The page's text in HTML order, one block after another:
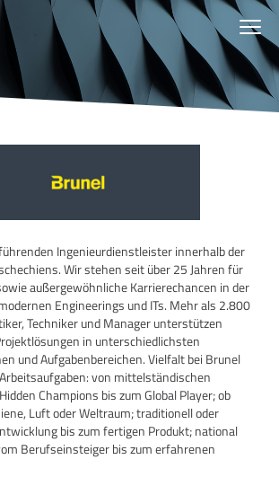
Ingenieurdienstleister innerhalb der
Wir stehen seit über 25 Jahren für
außergewöhnliche Karrierechancen in der
Engineerings und ITs. Mehr als 2.800
Techniker und Manager unterstützen
in unterschiedlichsten
und Aufgabenbereichen. Vielfalt bei Brunel
von mittelständischen
Champions bis zum Global Player; ob
Luft oder Weltraum; traditionell oder
bis zum fertigen Produkt; national
Berufseinsteiger bis zum erfahrenen